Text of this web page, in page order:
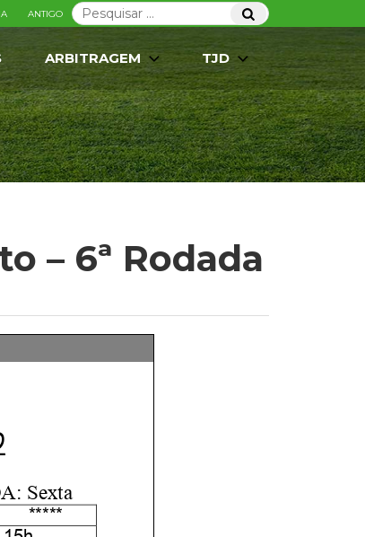
Pesquisar
por:
Pesquisar
ANTIGO
ARBITRAGEM TJD
– 6ª Rodada